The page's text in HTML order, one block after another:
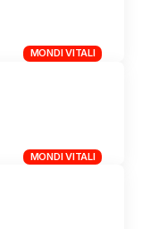
MONDI VITALI
MONDI VITALI